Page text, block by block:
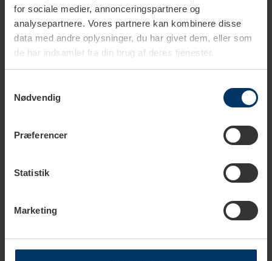
for sociale medier, annonceringspartnere og
analysepartnere. Vores partnere kan kombinere disse
data med andre oplysninger, du har givet dem, eller som
de har indsamlet fra din brug af deres tjenester.
Nødvendig
Præferencer
Statistik
Marketing
Dybde 40,6 cm
Podukter i samma kategori